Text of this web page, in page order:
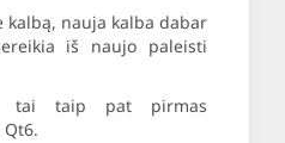
kalbą, nauja kalba dabar
iš naujo paleisti
tai taip pat pirmas